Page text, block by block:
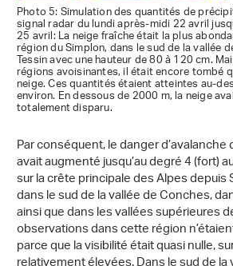
Photo 5: Simulation des quantités de
signal radar du lundi après-midi 22 avril
25 avril: La neige fraîche était la plus
région du Simplon, dans le sud de la vallée
Tessin avec une hauteur de 80 à 120 cm.
régions avoisinantes, il était encore tombé
neige. Ces quantités étaient atteintes au-
environ. En dessous de 2000 m, la neige
totalement disparu.
Par conséquent, le danger
avait augmenté jusqu’au degré 4 (fort)
sur la crête principale des Alpes depuis
dans le sud de la vallée de Conches,
ainsi que dans les vallées supérieures
observations dans cette région
parce que la visibilité était quasi nulle,